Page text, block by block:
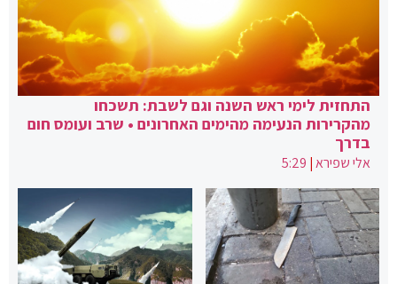
התחזית לימי ראש השנה וגם לשבת: תשכחו
מהקרירות הנעימה מהימים האחרונים • שרב ועומס חום
בדרך
אלי שפירא|
5:29